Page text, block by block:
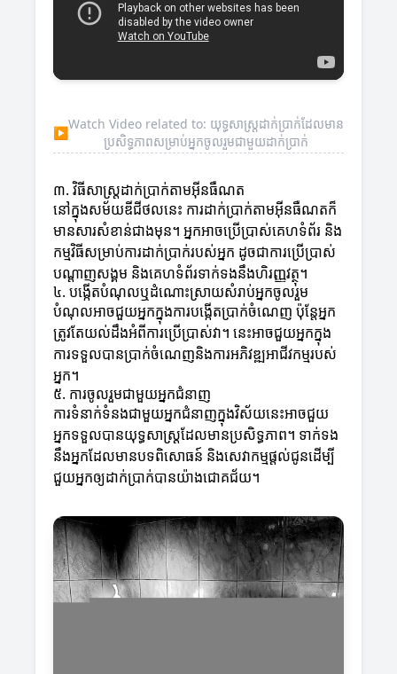
▶
Watch Video related to: យុទ្ធសាស្ត្រដាក់ប្រាក់ដែលមាន
ប្រសិទ្ធភាពសម្រាប់អ្នកចូលរួមជាមួយដាក់ប្រាក់
៣. វិធីសាស្ត្រ​ដាក់ប្រាក់តាមអ៊ីនធឺណត
នៅក្នុងសម័យឌីជីថលនេះ ការដាក់ប្រាក់តាមអ៊ីនធឺណតក៏
មានសារសំខាន់ជាងមុន។ អ្នកអាចប្រើប្រាស់គេហទំព័រ និង
កម្មវិធីសម្រាប់ការដាក់ប្រាក់របស់អ្នក ដូចជាការប្រើប្រាស់
បណ្ដាញសង្គម និងគេហទំព័រទាក់ទងនឹងហិរញ្ញវត្ថុ។
៤. បង្កើតបំណុលឬដំណោះស្រាយសំរាប់អ្នកចូលរួម
បំណុលអាចជួយអ្នកក្នុងការបង្កើតប្រាក់ចំណេញ ប៉ុន្តែអ្នក
ត្រូវតែយល់ដឹងអំពីការប្រើប្រាស់វា។ នេះអាចជួយអ្នកក្នុង
ការទទួលបានប្រាក់ចំណេញនិងការអភិវឌ្ឍអាជីវកម្មរបស់
អ្នក។
៥. ការចូលរួមជាមួយអ្នកជំនាញ
ការទំនាក់ទំនងជាមួយអ្នកជំនាញក្នុងវិស័យនេះអាចជួយ
អ្នកទទួលបានយុទ្ធសាស្ត្រដែលមានប្រសិទ្ធភាព។ ទាក់ទង
នឹងអ្នកដែលមានបទពិសោធន៍ និងសេវាកម្មផ្តល់ជូនដើម្បី
ជួយអ្នកឲ្យដាក់ប្រាក់បានយ៉ាងជោគជ័យ។